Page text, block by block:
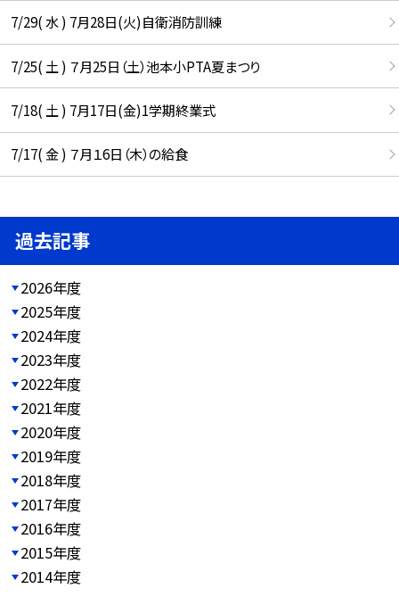
7/29( 水 ) 7月28日(火)自衛消防訓練
7/25( 土 ) ７月25日（土）池本小PTA夏まつり
7/18( 土 ) 7月17日(金)1学期終業式
7/17( 金 ) ７月１6日（木）の給食
過去記事
2026年度
2025年度
2024年度
2023年度
2022年度
2021年度
2020年度
2019年度
2018年度
2017年度
2016年度
2015年度
2014年度